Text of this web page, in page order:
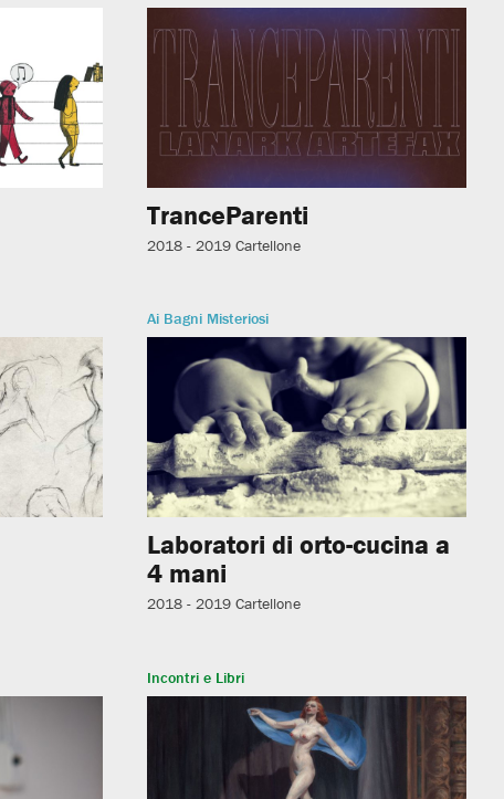
TranceParenti
2018 - 2019 Cartellone
Ai Bagni Misteriosi
Laboratori di orto-cucina a
4 mani
2018 - 2019 Cartellone
Incontri e Libri